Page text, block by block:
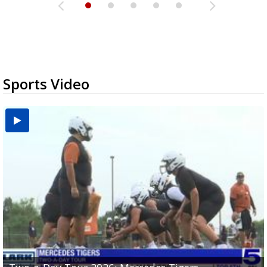
Sports Video